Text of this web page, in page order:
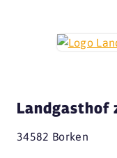
Landgasthof
34582 Borken